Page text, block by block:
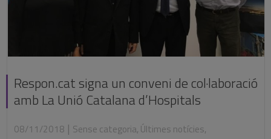
Respon.cat signa un conveni de col·laboració
amb La Unió Catalana d’Hospitals
08/11/2018 | Sense categoria, Últimes notícies,